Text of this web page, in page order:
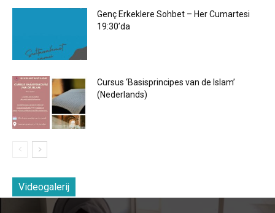
Genç Erkeklere Sohbet – Her Cumartesi
19:30’da
Cursus ‘Basisprincipes van de Islam’
(Nederlands)
Videogalerij